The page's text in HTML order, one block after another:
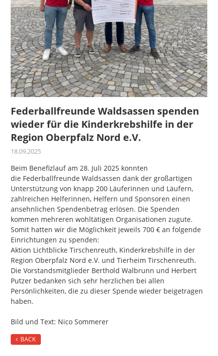
Federballfreunde Waldsassen spenden
wieder für die Kinderkrebshilfe in der
Region Oberpfalz Nord e.V.
18.09.2025
Beim Benefizlauf am 28. Juli 2025 konnten
die Federballfreunde Waldsassen dank der großartigen
Unterstützung von knapp 200 Läuferinnen und Läufern,
zahlreichen Helferinnen, Helfern und Sponsoren einen
ansehnlichen Spendenbetrag erlösen. Die Spenden
kommen mehreren wohltätigen Organisationen zugute.
Somit hatten wir die Möglichkeit jeweils 700 € an folgende
Einrichtungen zu spenden:
Aktion Lichtblicke Tirschenreuth, Kinderkrebshilfe in der
Region Oberpfalz Nord e.V. und Tierheim Tirschenreuth.
Die Vorstandsmitglieder Berthold Walbrunn und Herbert
Putzer bedanken sich sehr herzlichen bei allen
Persönlichkeiten, die zu dieser Spende wieder beigetragen
haben.
Bild und Text: Nico Sommerer
BACK